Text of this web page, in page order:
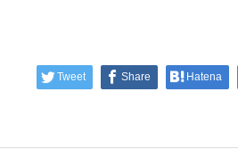
Tweet Share Hatena